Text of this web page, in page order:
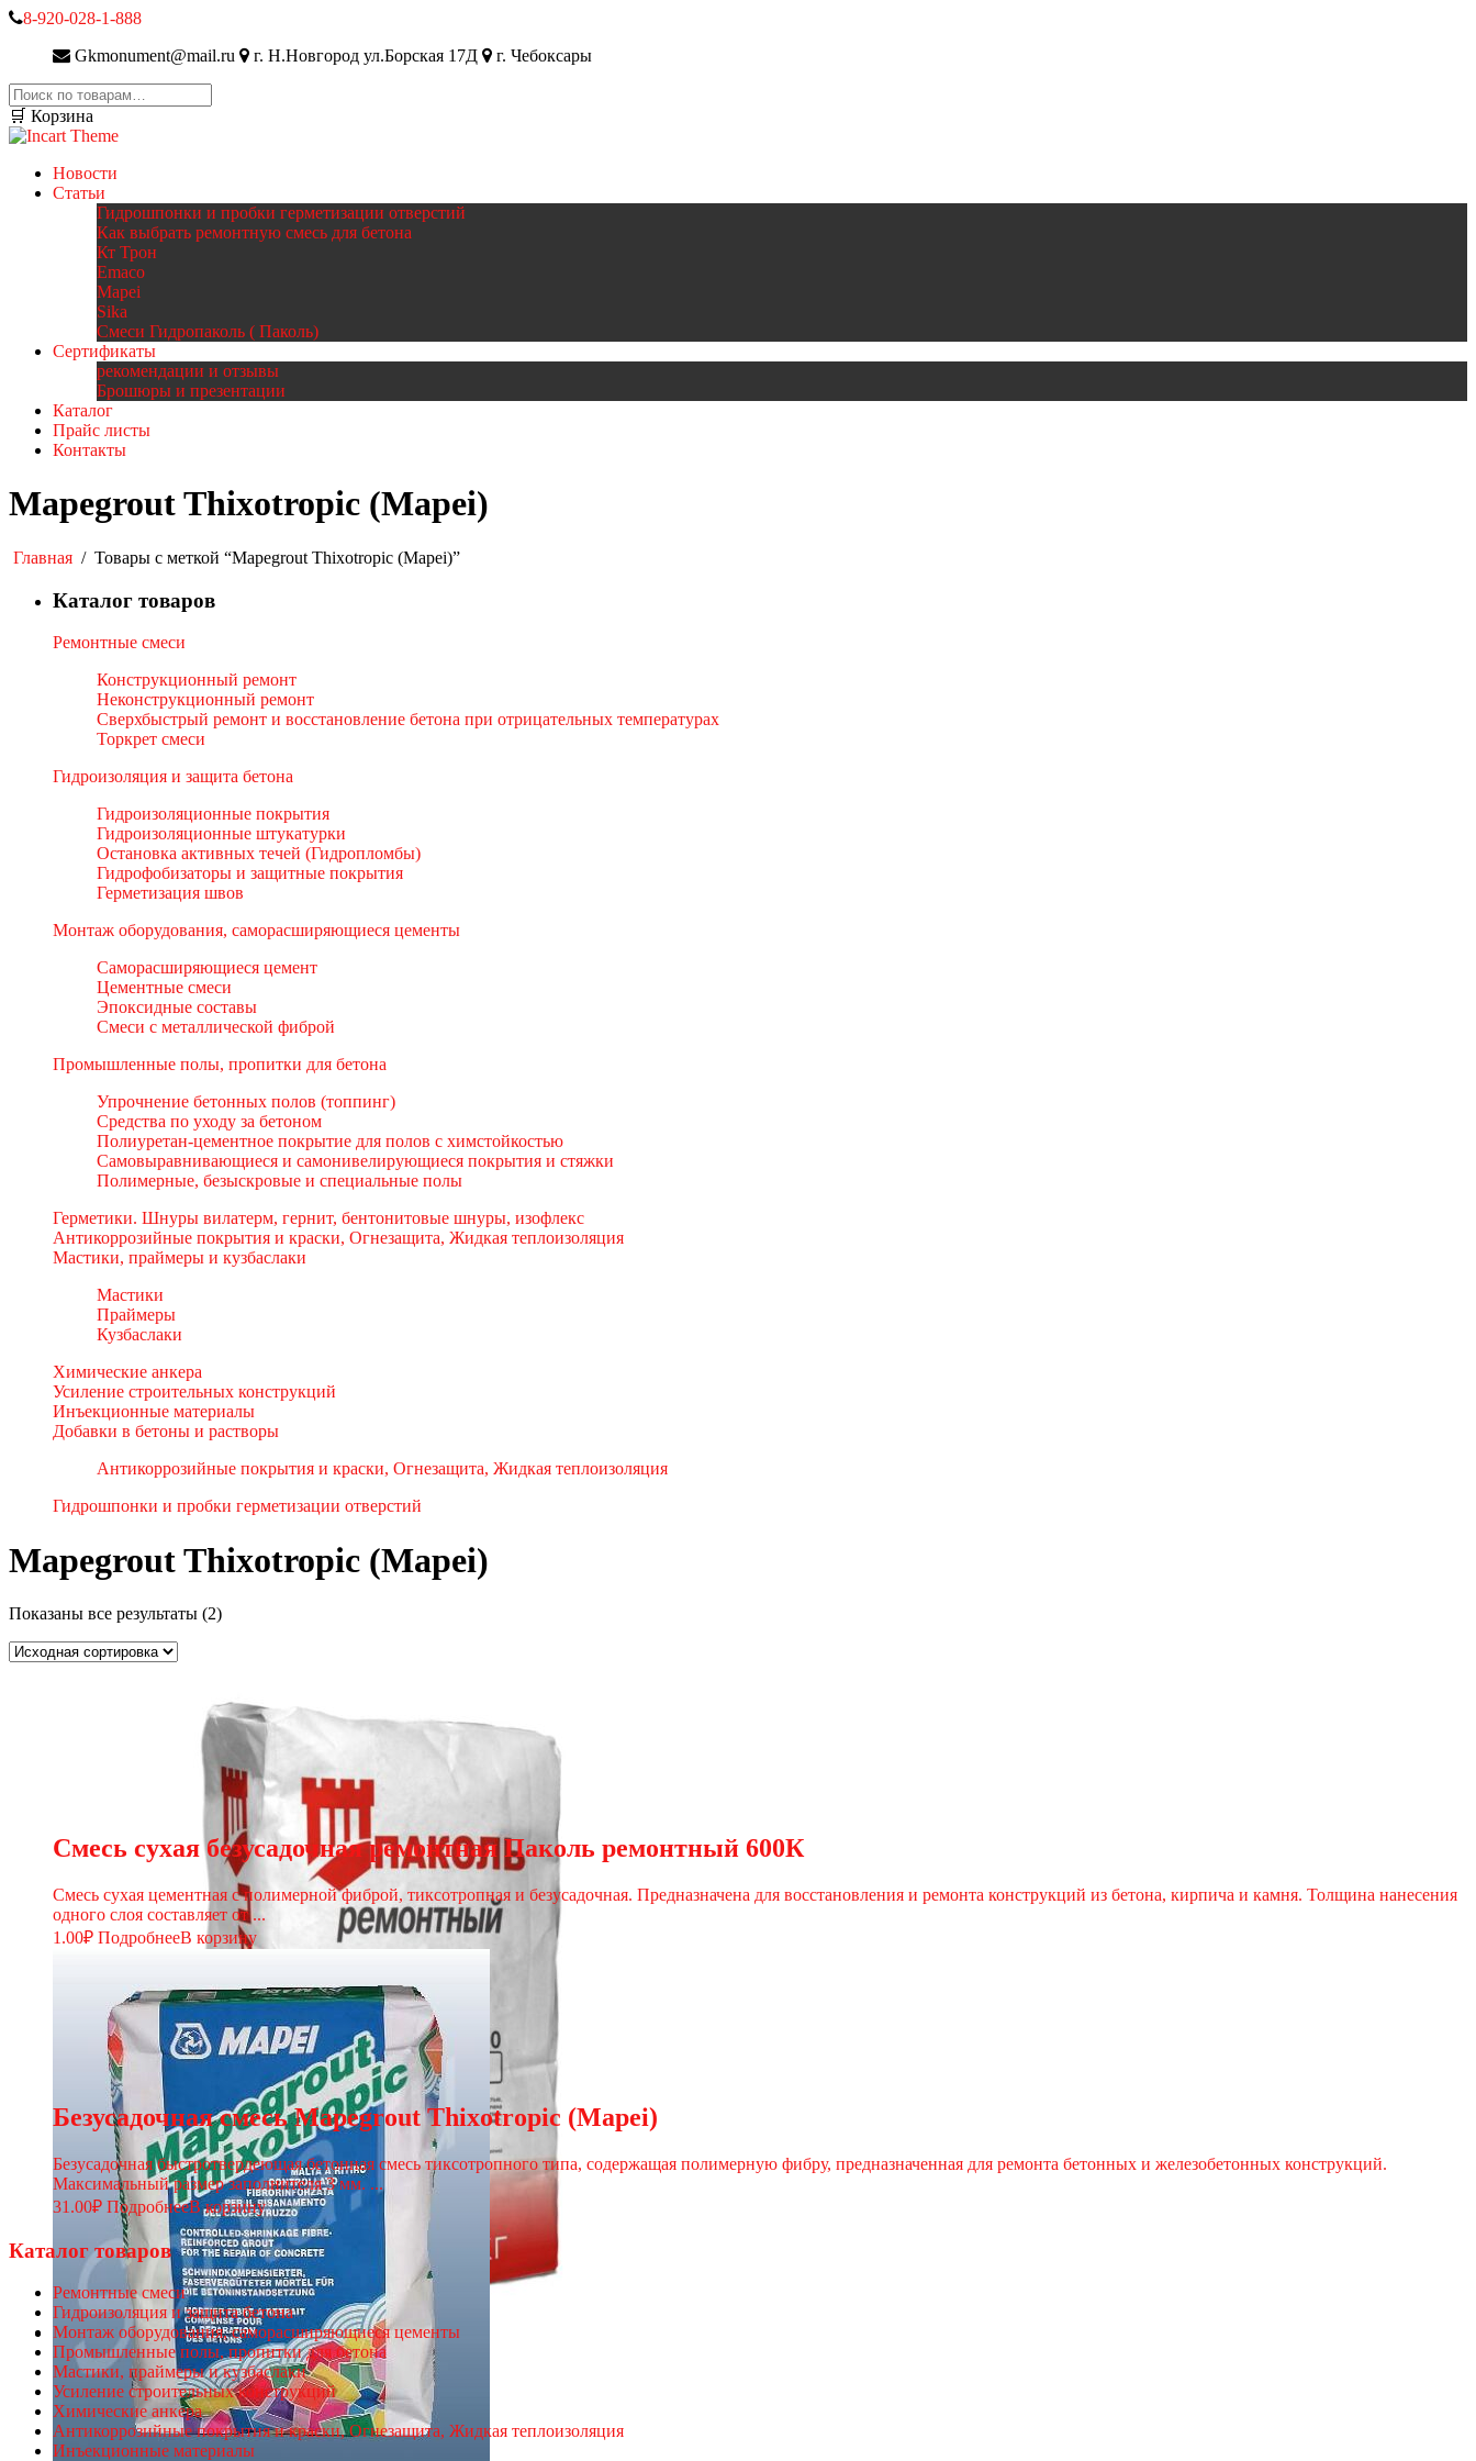
8-920-028-1-888
Gkmonument@mail.ru
г. Н.Новгород ул.Борская 17Д
г. Чебоксары
Искать:
🛒 Корзина
Новости
Статьи
Гидрошпонки и пробки герметизации отверстий
Как выбрать ремонтную смесь для бетона
Кт Трон
Emaco
Mapei
Sika
Смеси Гидропаколь ( Паколь)
Сертификаты
рекомендации и отзывы
Брошюры и презентации
Каталог
Прайс листы
Контакты
Mapegrout Thixotropic (Mapei)
Главная / Товары с меткой “Mapegrout Thixotropic (Mapei)”
Каталог товаров
Ремонтные смеси
Конструкционный ремонт
Неконструкционный ремонт
Сверхбыстрый ремонт и восстановление бетона при отрицательных температурах
Торкрет смеси
Гидроизоляция и защита бетона
Гидроизоляционные покрытия
Гидроизоляционные штукатурки
Остановка активных течей (Гидропломбы)
Гидрофобизаторы и защитные покрытия
Герметизация швов
Монтаж оборудования, саморасширяющиеся цементы
Саморасширяющиеся цемент
Цементные смеси
Эпоксидные составы
Смеси с металлической фиброй
Промышленные полы, пропитки для бетона
Упрочнение бетонных полов (топпинг)
Средства по уходу за бетоном
Полиуретан-цементное покрытие для полов с химстойкостью
Самовыравнивающиеся и самонивелирующиеся покрытия и стяжки
Полимерные, безыскровые и специальные полы
Герметики. Шнуры вилатерм, гернит, бентонитовые шнуры, изофлекс
Антикоррозийные покрытия и краски, Огнезащита, Жидкая теплоизоляция
Мастики, праймеры и кузбаслаки
Мастики
Праймеры
Кузбаслаки
Химические анкера
Усиление строительных конструкций
Инъекционные материалы
Добавки в бетоны и растворы
Антикоррозийные покрытия и краски, Огнезащита, Жидкая теплоизоляция
Гидрошпонки и пробки герметизации отверстий
Mapegrout Thixotropic (Mapei)
Показаны все результаты (2)
Смесь сухая безусадочная ремонтная Паколь ремонтный 600К
Смесь сухая цементная с полимерной фиброй, тиксотропная и безусадочная. Предназначена для восстановления и ремонта конструкций из бетона, кирпича и камня. Толщина нанесения
одного слоя составляет от ...
1.00₽ ПодробнееВ корзину
Безусадочная смесь Mapegrout Thixotropic (Mapei)
Безусадочная быстротвердеющая бетонная смесь тиксотропного типа, содержащая полимерную фибру, предназначенная для ремонта бетонных и железобетонных конструкций.
Максимальный размер заполнителя 3 мм. ...
31.00₽ ПодробнееВ корзину
Каталог товаров
Ремонтные смеси
Гидроизоляция и защита бетона
Монтаж оборудования, саморасширяющиеся цементы
Промышленные полы, пропитки для бетона
Мастики, праймеры и кузбаслаки
Усиление строительных конструкций
Химические анкера
Антикоррозийные покрытия и краски, Огнезащита, Жидкая теплоизоляция
Инъекционные материалы